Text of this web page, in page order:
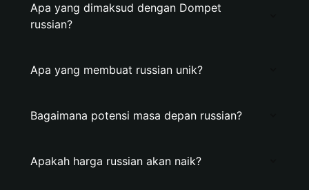
Apa yang dimaksud dengan Dompet
russian?
Apa yang membuat russian unik?
Bagaimana potensi masa depan russian?
Apakah harga russian akan naik?